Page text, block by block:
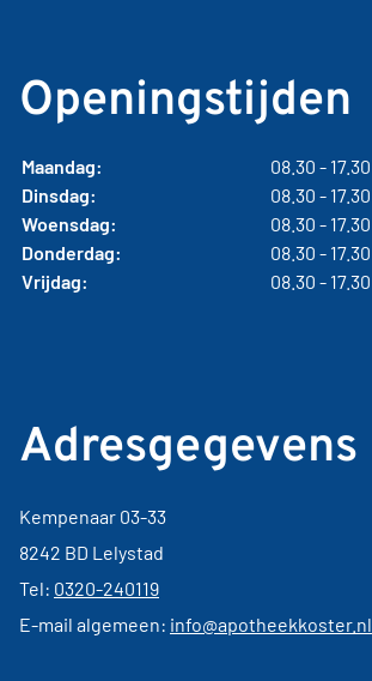
Openingstijden
Maandag:
08.30 - 17.30
Dinsdag:
08.30 - 17.30
Woensdag:
08.30 - 17.30
Donderdag:
08.30 - 17.30
Vrijdag:
08.30 - 17.30
Adresgegevens
Kempenaar 03-33
8242 BD Lelystad
Tel: 0320-240119
E-mail algemeen: info@apotheekkoster.nl